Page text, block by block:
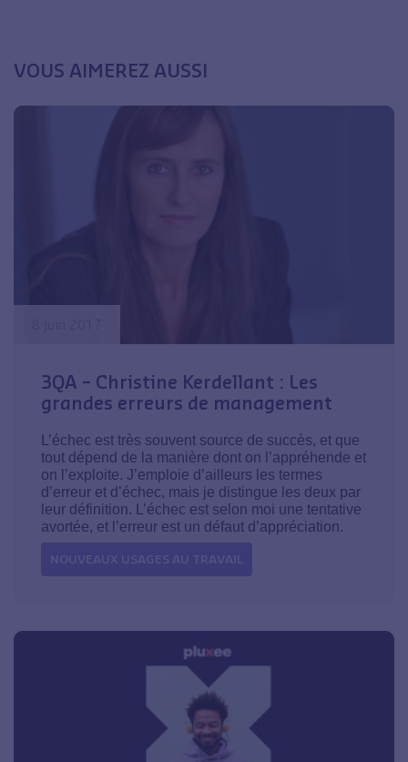
VOUS AIMEREZ AUSSI
3QA – Christine Kerdellant : Les
grandes erreurs de management
L’échec est très souvent source de succès, et que
tout dépend de la manière dont on l’appréhende et
on l’exploite. J’emploie d’ailleurs les termes
d’erreur et d’échec, mais je distingue les deux par
leur définition. L’échec est selon moi une tentative
avortée, et l’erreur est un défaut d’appréciation.
NOUVEAUX USAGES AU TRAVAIL